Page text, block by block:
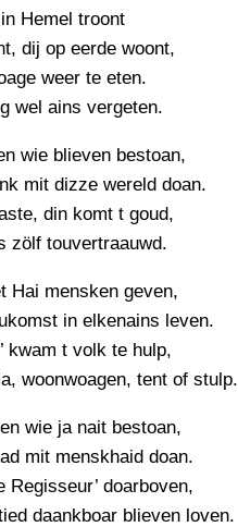
Hemel troont
dij op eerde woont,
weer te eten.
wel ains vergeten.
wie blieven bestoan,
mit dizze wereld doan.
din komt t goud,
zölf touvertraauwd.
Hai mensken geven,
in elkenains leven.
kwam t volk te hulp,
woonwoagen, tent of stulp.
wie ja nait bestoan,
mit menskhaid doan.
Regisseur’ doarboven,
daankboar blieven loven.